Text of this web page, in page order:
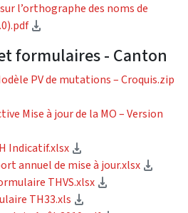
l’orthographe des noms de
formulaires - Canton
PV de mutations – Croquis.zip
Mise à jour de la MO – Version
Indicatif.xlsx
annuel de mise à jour.xlsx
THVS.xlsx
TH33.xls